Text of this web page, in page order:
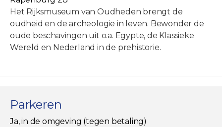
Het Rijksmuseum van Oudheden brengt de
oudheid en de archeologie in leven. Bewonder de
oude beschavingen uit o.a. Egypte, de Klassieke
Wereld en Nederland in de prehistorie.
Parkeren
Ja, in de omgeving (tegen betaling)